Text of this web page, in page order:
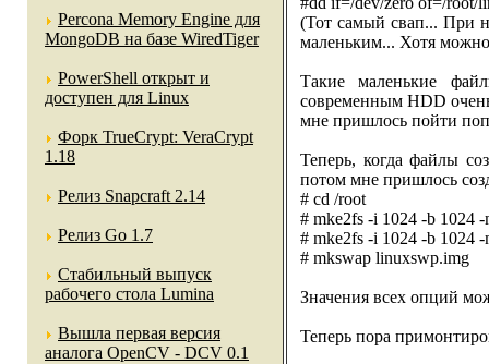
Percona Memory Engine для
MongoDB на базе WiredTiger
PowerShell открыт и
доступен для Linux
Форк TrueCrypt: VeraCrypt
1.18
Релиз Snapcraft 2.14
Релиз Go 1.7
Стабильный выпуск
рабочего стола Lumina
Вышла первая версия
аналога OpenCV - DCV 0.1
(Тот самый свап... При
маленьким... Хотя
Такие маленькие
современным HDD
мне пришлось пойти
Теперь, когда файлы
потом мне пришлось
# cd /root
# mke2fs -i 1024 -b 1024
# mke2fs -i 1024 -b 1024
# mkswap linuxswp.img
Значения всех опций
Теперь пора